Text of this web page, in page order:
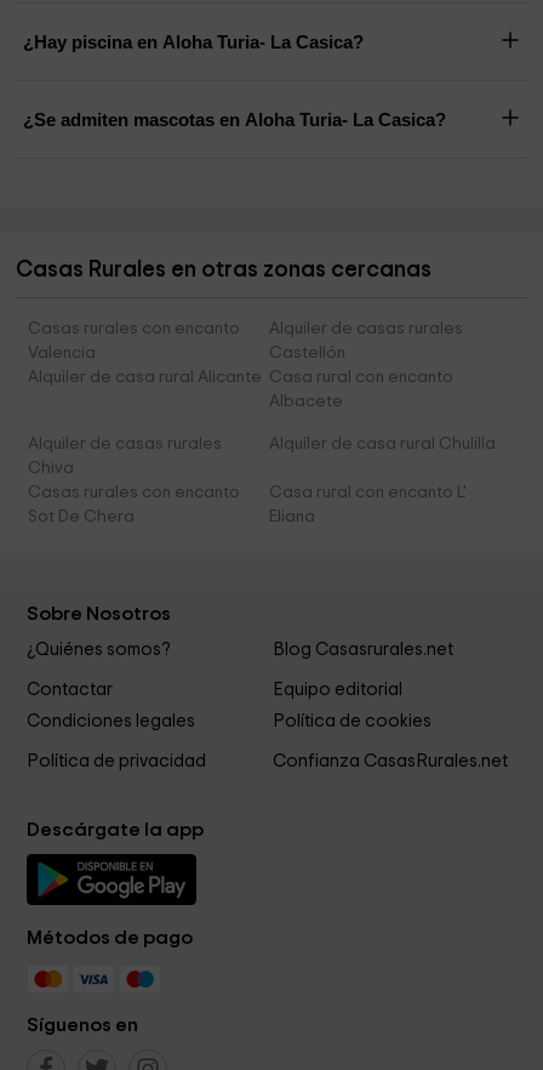
¿Hay piscina en Aloha Turia- La Casica?
¿Se admiten mascotas en Aloha Turia- La Casica?
Casas Rurales en otras zonas cercanas
Casas rurales con encanto
Valencia
Alquiler de casas rurales
Castellón
Alquiler de casa rural Alicante Casa rural con encanto
Albacete
Alquiler de casas rurales
Chiva
Alquiler de casa rural Chulilla
Casas rurales con encanto
Sot De Chera
Casa rural con encanto L'
Eliana
Sobre Nosotros
¿Quiénes somos? Blog Casasrurales.net
Contactar
Equipo editorial
Condiciones legales
Política de cookies
Política de privacidad Confianza CasasRurales.net
Descárgate la app
Métodos de pago
Síguenos en